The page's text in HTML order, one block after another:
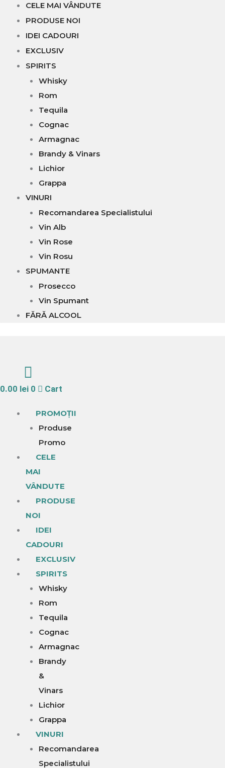
CELE MAI VÂNDUTE
PRODUSE NOI
IDEI CADOURI
EXCLUSIV
SPIRITS
Whisky
Rom
Tequila
Cognac
Armagnac
Brandy & Vinars
Lichior
Grappa
VINURI
Recomandarea Specialistului
Vin Alb
Vin Rose
Vin Rosu
SPUMANTE
Prosecco
Vin Spumant
FĂRĂ ALCOOL
0.00 lei 0 Cart
PROMOȚII
Produse
Promo
CELE
MAI
VÂNDUTE
PRODUSE
NOI
IDEI
CADOURI
EXCLUSIV
SPIRITS
Whisky
Rom
Tequila
Cognac
Armagnac
Brandy
&
Vinars
Lichior
Grappa
VINURI
Recomandarea
Specialistului